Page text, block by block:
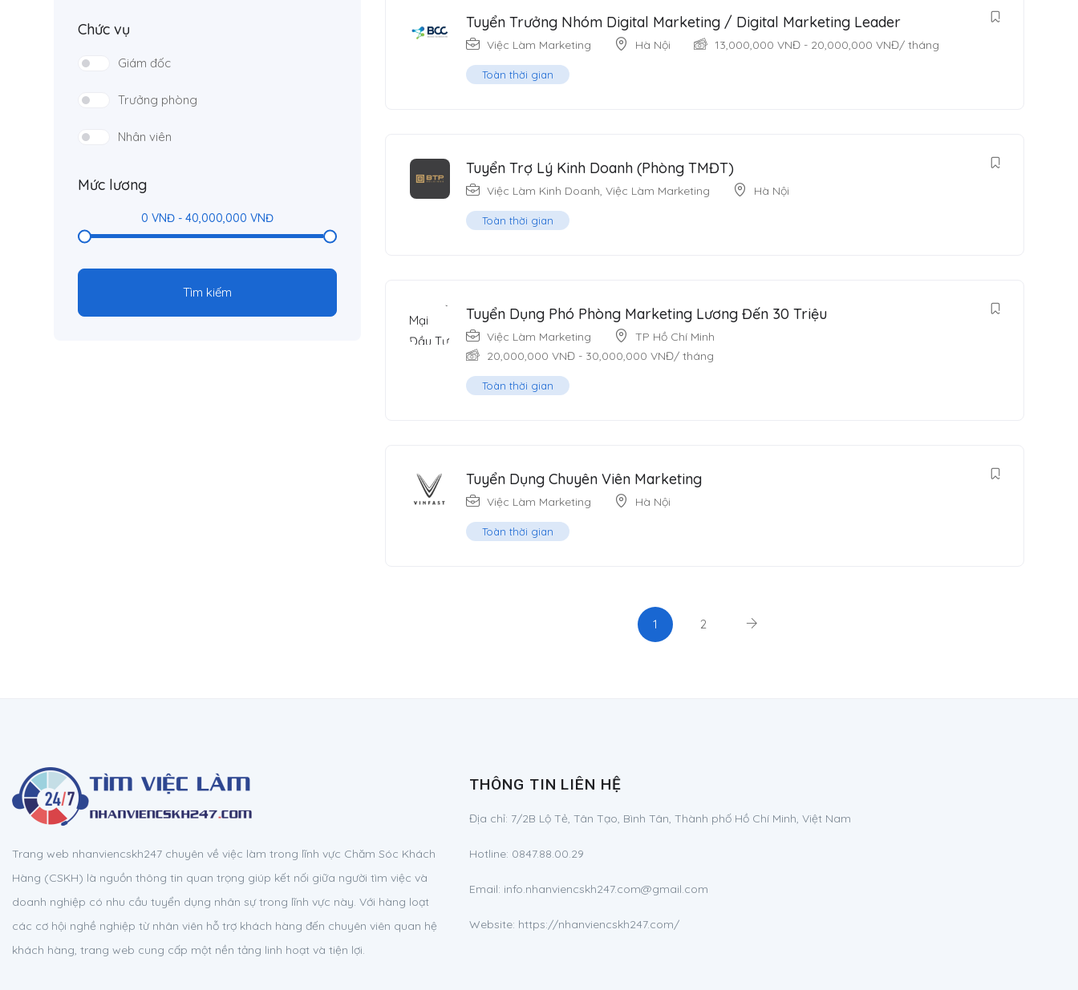
Chức vụ
Giám đốc
Trưởng phòng
Nhân viên
Mức lương
0 VNĐ - 40,000,000 VNĐ
Tìm kiếm
Tuyển Trưởng Nhóm Digital Marketing / Digital Marketing Leader
Việc Làm Marketing Hà Nội 13,000,000 VNĐ - 20,000,000 VNĐ/ tháng
Toàn thời gian
Tuyển Trợ Lý Kinh Doanh (Phòng TMĐT)
Việc Làm Kinh Doanh,Việc Làm Marketing Hà Nội
Toàn thời gian
Tuyển Dụng Phó Phòng Marketing Lương Đến 30 Triệu
Việc Làm Marketing
TP Hồ Chí Minh
20,000,000 VNĐ - 30,000,000 VNĐ/ tháng
Toàn thời gian
Tuyển Dụng Chuyên Viên Marketing
Việc Làm Marketing Hà Nội
Toàn thời gian
1 2
Trang web nhanviencskh247 chuyên về việc làm trong lĩnh vực Chăm Sóc Khách
Hàng (CSKH) là nguồn thông tin quan trọng giúp kết nối giữa người tìm việc và
doanh nghiệp có nhu cầu tuyển dụng nhân sự trong lĩnh vực này. Với hàng loạt
các cơ hội nghề nghiệp từ nhân viên hỗ trợ khách hàng đến chuyên viên quan hệ
khách hàng, trang web cung cấp một nền tảng linh hoạt và tiện lợi.
THÔNG TIN LIÊN HỆ
Địa chỉ: 7/2B Lộ Tẻ, Tân Tạo, Bình Tân, Thành phố Hồ Chí Minh, Việt Nam
Hotline: 0847.88.00.29
Email: info.nhanviencskh247.com@gmail.com
Website: https://nhanviencskh247.com/